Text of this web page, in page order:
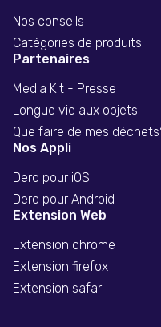
Nos conseils
Catégories de produits
Partenaires
Media Kit - Presse
Longue vie aux objets
Que faire de mes
Nos Appli
Dero pour iOS
Dero pour Android
Extension Web
Extension chrome
Extension firefox
Extension safari